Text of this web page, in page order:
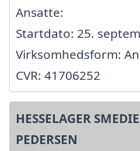
Ansatte:
Startdato: 25.
Virksomhedsform:
CVR: 41706252
HESSELAGER
PEDERSEN